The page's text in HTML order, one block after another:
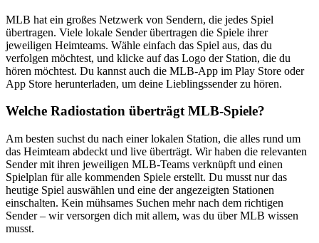
MLB hat ein großes Netzwerk von Sendern, die jedes Spiel
übertragen. Viele lokale Sender übertragen die Spiele ihrer
jeweiligen Heimteams. Wähle einfach das Spiel aus, das du
verfolgen möchtest, und klicke auf das Logo der Station, die du
hören möchtest. Du kannst auch die MLB-App im Play Store oder
App Store herunterladen, um deine Lieblingssender zu hören.
Welche Radiostation überträgt MLB-Spiele?
Am besten suchst du nach einer lokalen Station, die alles rund um
das Heimteam abdeckt und live überträgt. Wir haben die relevanten
Sender mit ihren jeweiligen MLB-Teams verknüpft und einen
Spielplan für alle kommenden Spiele erstellt. Du musst nur das
heutige Spiel auswählen und eine der angezeigten Stationen
einschalten. Kein mühsames Suchen mehr nach dem richtigen
Sender – wir versorgen dich mit allem, was du über MLB wissen
musst.